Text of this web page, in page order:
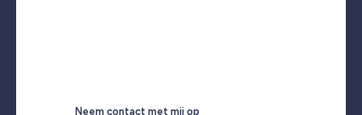
Neem contact met mij op